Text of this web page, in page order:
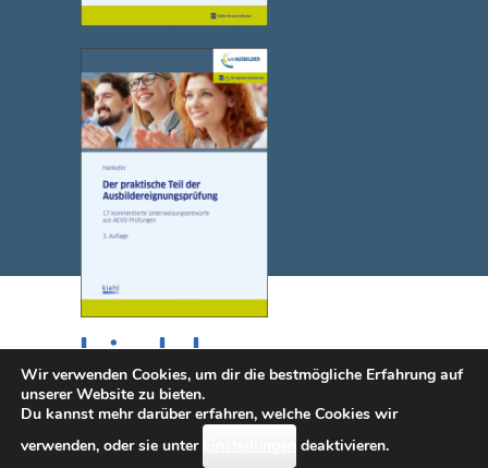
© 2025 NWB Verlag. Kiehl ist eine Marke des NWB Verlags.
Kontakt | Impressum
Wir verwenden Cookies, um dir die bestmögliche Erfahrung auf
unserer Website zu bieten.
Du kannst mehr darüber erfahren, welche Cookies wir
verwenden, oder sie unter
deaktivieren.